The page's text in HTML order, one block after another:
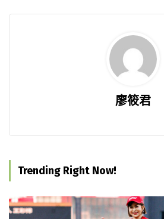
廖筱君
Trending Right Now!